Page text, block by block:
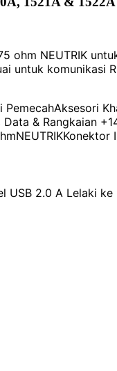
ohm NEUTRIK
untuk komunikasi
PemecahAksesori
Data & Rangkaian
NEUTRIKKonektor
USB 2.0 A Lelaki ke